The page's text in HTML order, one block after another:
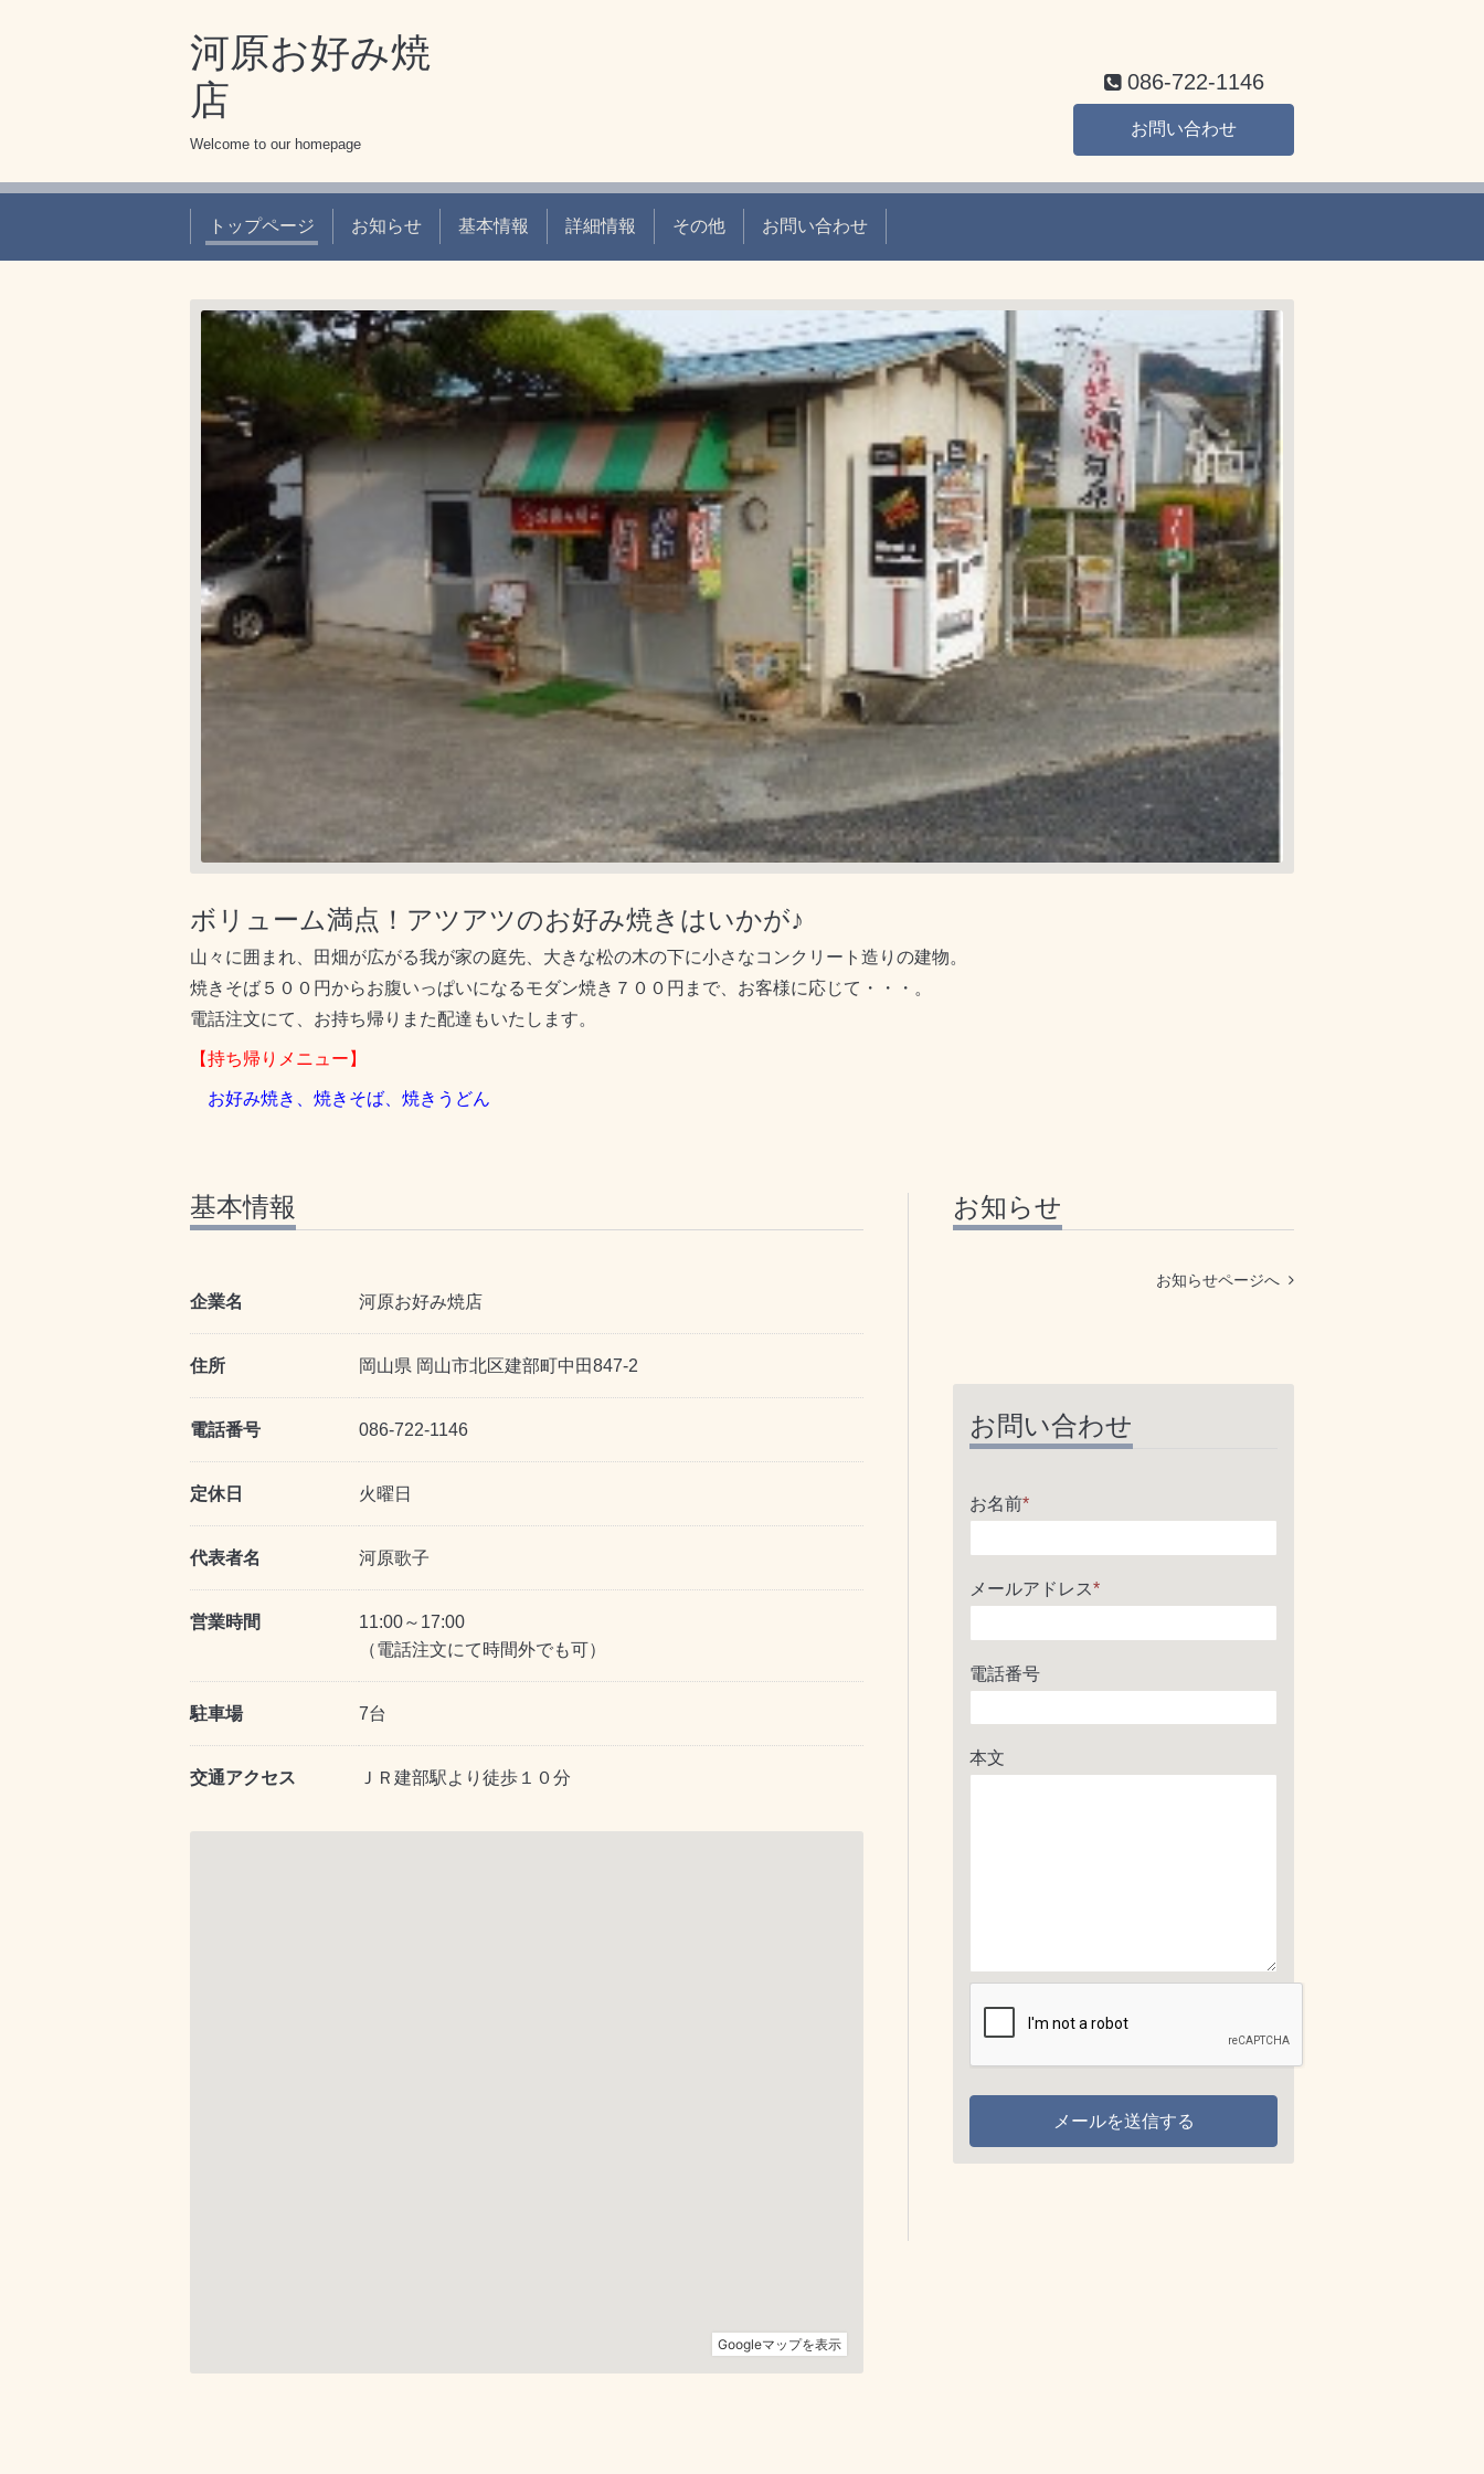
河原お好み焼
店
Welcome to our homepage
086-722-1146
お問い合わせ
トップページ お知らせ 基本情報 詳細情報 その他 お問い合わせ
ボリューム満点！アツアツのお好み焼きはいかが♪
山々に囲まれ、田畑が広がる我が家の庭先、大きな松の木の下に小さなコンクリート造りの建物。
焼きそば５００円からお腹いっぱいになるモダン焼き７００円まで、お客様に応じて・・・。
電話注文にて、お持ち帰りまた配達もいたします。
【持ち帰りメニュー】
お好み焼き、焼きそば、焼きうどん
基本情報
企業名 河原お好み焼店
住所 岡山県 岡山市北区建部町中田847-2
電話番号 086-722-1146
定休日 火曜日
代表者名 河原歌子
営業時間
11:00～17:00
（電話注文にて時間外でも可）
駐車場 7台
交通アクセス ＪＲ建部駅より徒歩１０分
お知らせ
お知らせページへ
お問い合わせ
お名前*
メールアドレス*
電話番号
本文